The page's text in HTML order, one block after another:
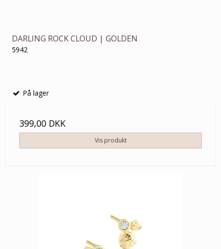
DARLING ROCK CLOUD | GOLDEN
5942
På lager
399,00 DKK
Vis produkt